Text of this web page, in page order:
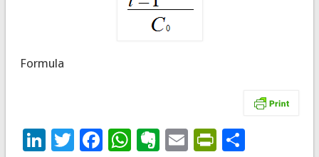
Formula
LinkedIn
Twitter
Facebook
WhatsApp
Evernote
Email